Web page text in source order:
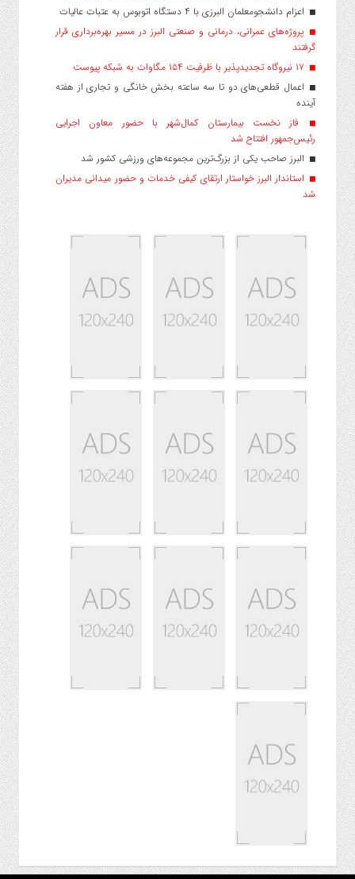
اعزام دانشجو‌معلمان البرزی با ۴ دستگاه اتوبوس به عتبات عالیات
پروژه‌های عمرانی، درمانی و صنعتی البرز در مسیر بهره‌برداری قرار
گرفتند
اعمال قطعی‌های دو تا سه ساعته بخش خانگی و تجاری از هفته
آینده
فاز نخست بیمارستان کمال‌شهر با حضور معاون اجرایی
رئیس‌جمهور افتتاح شد
البرز صاحب یکی از بزرگ‌ترین مجموعه‌های ورزشی کشور شد
استاندار البرز خواستار ارتقای کیفی خدمات و حضور میدانی مدیران
شد